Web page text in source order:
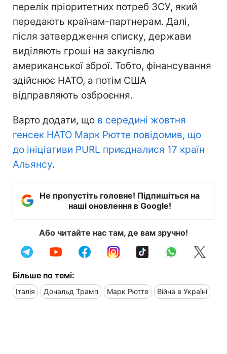
перелік пріоритетних потреб ЗСУ, який
передають країнам-партнерам. Далі,
після затвердження списку, держави
виділяють гроші на закупівлю
американської зброї. Тобто, фінансування
здійснює НАТО, а потім США
відправляють озброєння.
Варто додати, що в середині жовтня
генсек НАТО Марк Рютте повідомив, що
до ініціативи PURL приєдналися 17 країн
Альянсу.
Не пропустіть головне! Підпишіться на
наші оновлення в Google!
Або читайте нас там, де вам зручно!
Більше по темі:
Італія Дональд Трамп Марк Рютте Війна в Україні